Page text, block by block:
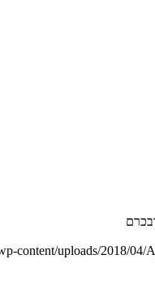
content/uploads/2018/04/